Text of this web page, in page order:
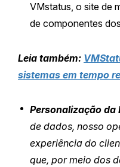
VMstatus, o site de
de componentes
Leia também:
sistemas em tempo
Personalização da
de dados, nosso
experiência do
que, por meio dos